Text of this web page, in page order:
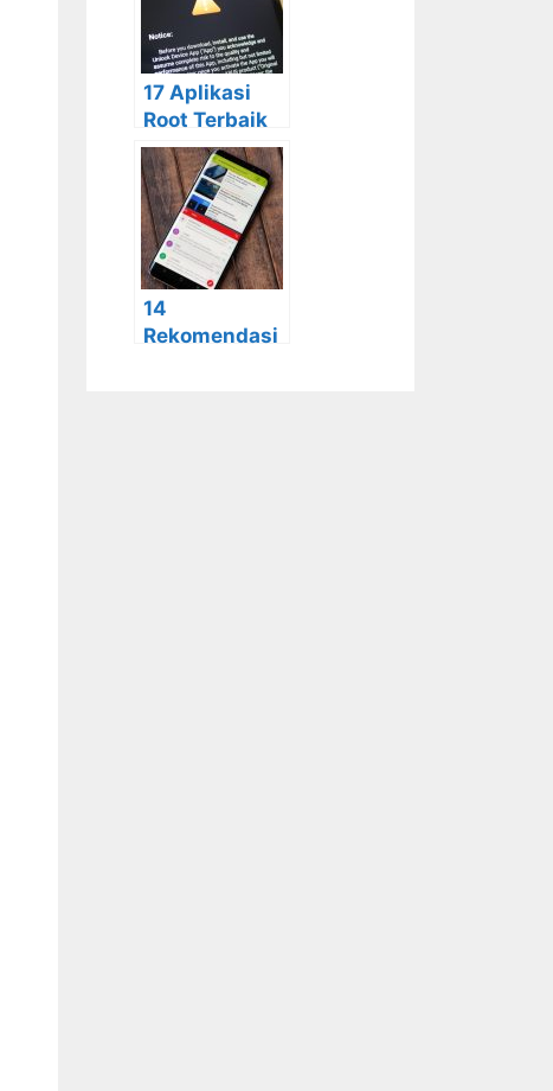
Terbaik
17 Aplikasi
Root Terbaik
yang Bisa
Anda
Gunakan
14
Rekomendasi